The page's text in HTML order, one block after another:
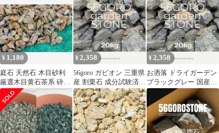
ハンドル スチール製 ハ
ンドタンパー 地固め道
具 四角ランマー 土なら
し 整地 砂利 アスファ
ルト補修 庭作業 花壇
芝生 DIY用 分解可能
開口レンチ2本・六
91c71fb8
¥ 1,180
庭石 天然石 木目砂利
厳選木目黄石茶系 砕石
（木目砂利）化粧砂利
ガーデニング 防犯砂利
エクステリア DIY 敷き
砂利 5分（15～20mm）
1kg
¥2,358
56goro ガビオン 三重県
産 割栗石 成分試験済
ガーデン 約20kg
¥2,358
お洒落 ドライガーデン
ブラックグレー 国産割
栗石 ガーデンストーン
約20kg